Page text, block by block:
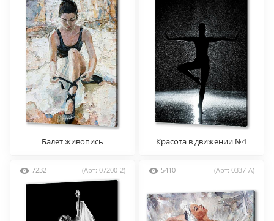
Балет живопись Красота в движении №1
7232 (Арт: 07200-2) 5410 (Арт: 0337-A)